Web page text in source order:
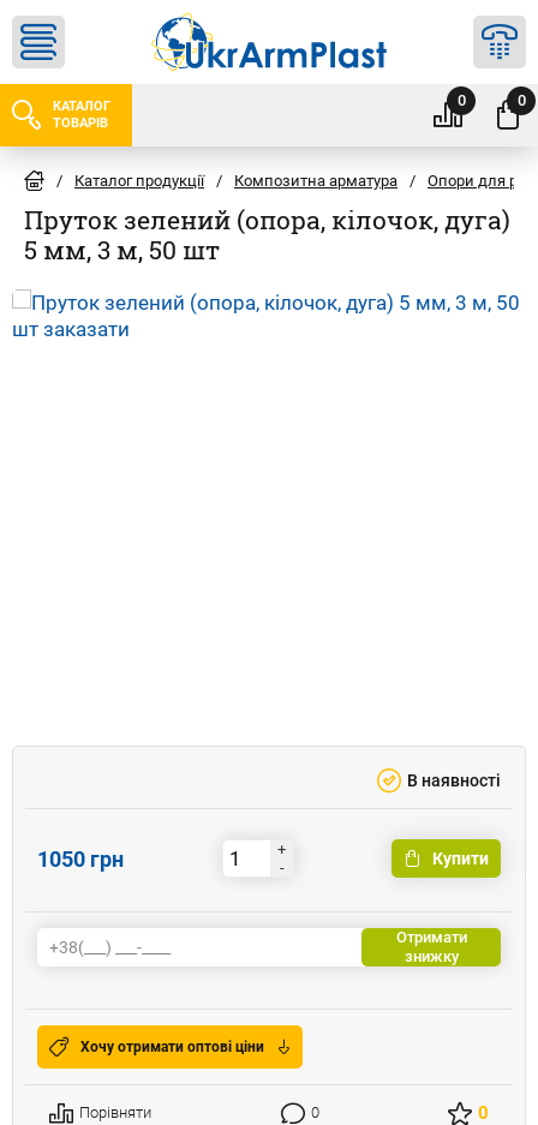
КАТАЛОГ
ТОВАРІВ
0 0
/ Каталог продукції / Композитна арматура / Опори для
Пруток зелений (опора, кілочок, дуга)
5 мм, 3 м, 50 шт
В наявності
1050 грн
+
-
Купити
Отримати
знижку
Хочу отримати оптові ціни
Порівняти 0 0